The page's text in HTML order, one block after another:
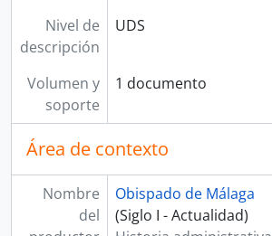
Nivel de
descripción
UDS
Volumen y
soporte
1 documento
Área de contexto
Nombre
del
Obispado de Málaga
(Siglo I - Actualidad)